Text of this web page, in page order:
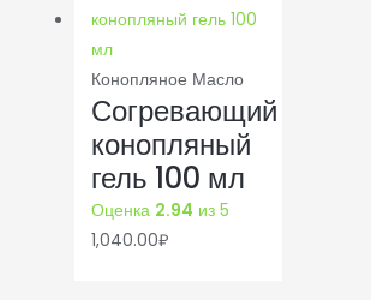
Конопляное Масло
Согревающий
конопляный
гель 100 мл
Оценка 2.94 из 5
1,040.00₽